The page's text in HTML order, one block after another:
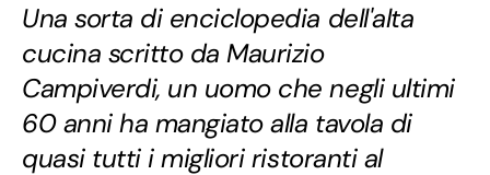
Una sorta di enciclopedia dell'alta
cucina scritto da Maurizio
Campiverdi, un uomo che negli ultimi
60 anni ha mangiato alla tavola di
quasi tutti i migliori ristoranti al